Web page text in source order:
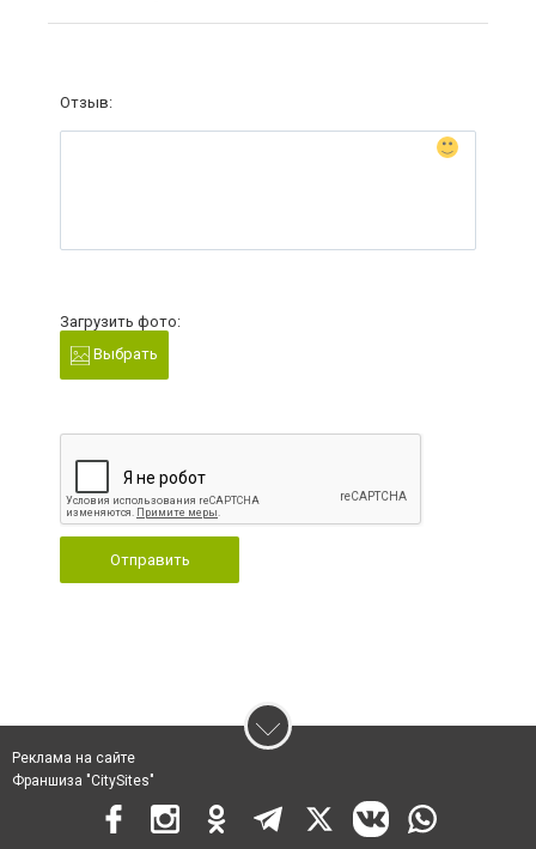
Отзыв:
Загрузить фото:
Выбрать
Отправить
Реклама на сайте
Франшиза "CitySites"